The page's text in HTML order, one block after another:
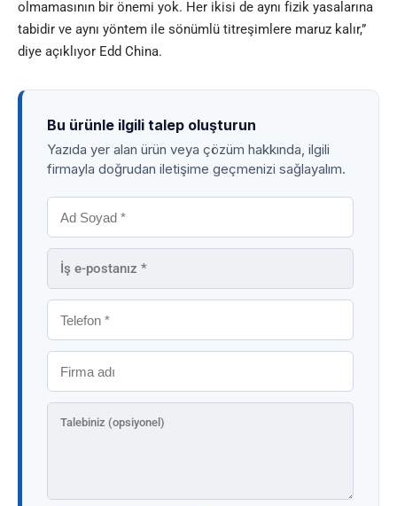
olmamasının bir önemi yok. Her ikisi de aynı fizik yasalarına
tabidir ve aynı yöntem ile sönümlü titreşimlere maruz kalır,”
diye açıklıyor Edd China.
Bu ürünle ilgili talep oluşturun
Yazıda yer alan ürün veya çözüm hakkında, ilgili
firmayla doğrudan iletişime geçmenizi sağlayalım.